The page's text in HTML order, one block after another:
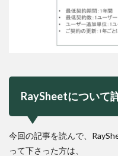
RaySheetについて
今回の記事を読んで、
って下さった方は、